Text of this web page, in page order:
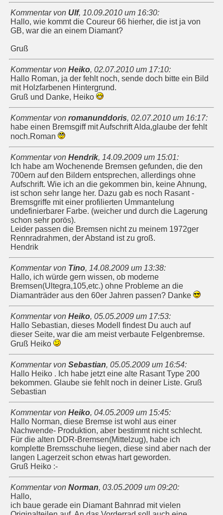
Kommentar von Ulf, 10.09.2010 um 16:30:
Hallo, wie kommt die Coureur 66 hierher, die ist ja von
GB, war die an einem Diamant?
Gruß
Kommentar von Heiko, 02.07.2010 um 17:10:
Hallo Roman, ja der fehlt noch, sende doch bitte ein Bild
mit Holzfarbenen Hintergrund.
Gruß und Danke, Heiko
Kommentar von romanunddoris, 02.07.2010 um 16:17:
habe einen Bremsgiff mit Aufschrift Alda,glaube der fehlt
noch.Roman
Kommentar von Hendrik, 14.09.2009 um 15:01:
Ich habe am Wochenende Bremsen gefunden, die den
700ern auf den Bildern entsprechen, allerdings ohne
Aufschrift. Wie ich an die gekommen bin, keine Ahnung,
ist schon sehr lange her. Dazu gab es noch Rasant -
Bremsgriffe mit einer profilierten Ummantelung
undefinierbarer Farbe. (weicher und durch die Lagerung
schon sehr porös).
Leider passen die Bremsen nicht zu meinem 1972ger
Rennradrahmen, der Abstand ist zu groß.
Hendrik
Kommentar von Tino, 14.08.2009 um 13:38:
Hallo, ich würde gern wissen, ob moderne
Bremsen(Ultegra,105,etc.) ohne Probleme an die
Diamanträder aus den 60er Jahren passen? Danke
Kommentar von Heiko, 05.05.2009 um 17:53:
Hallo Sebastian, dieses Modell findest Du auch auf
dieser Seite, war die am meist verbaute Felgenbremse.
Gruß Heiko
Kommentar von Sebastian, 05.05.2009 um 16:54:
Hallo Heiko . Ich habe jetzt eine alte Rasant Type 200
bekommen. Glaube sie fehlt noch in deiner Liste. Gruß
Sebastian
Kommentar von Heiko, 04.05.2009 um 15:45:
Hallo Norman, diese Bremse ist wohl aus einer
Nachwende- Produktion, aber bestimmt nicht schlecht.
Für die alten DDR-Bremsen(Mittelzug), habe ich
komplette Bremsschuhe liegen, diese sind aber nach der
langen Lagerzeit schon etwas hart geworden.
Gruß Heiko :-
Kommentar von Norman, 03.05.2009 um 09:20:
Hallo,
ich baue gerade ein Diamant Bahnrad mit vielen